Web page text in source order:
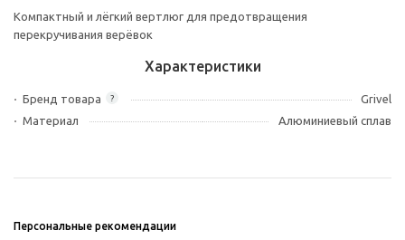
Компактный и лёгкий вертлюг для предотвращения
перекручивания верёвок
Характеристики
?
Бренд товара
Grivel
Материал
Алюминиевый сплав
Персональные рекомендации